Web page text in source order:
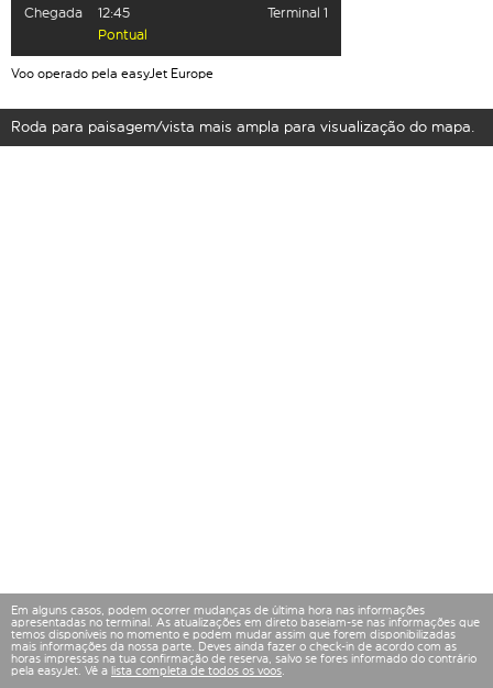
Chegada
12:45
Terminal 1
Pontual
Voo operado pela easyJet Europe
Roda para paisagem/vista mais ampla para visualização do mapa.
Em alguns casos, podem ocorrer mudanças de última hora nas informações
apresentadas no terminal. As atualizações em direto baseiam-se nas informações que
temos disponíveis no momento e podem mudar assim que forem disponibilizadas
mais informações da nossa parte. Deves ainda fazer o check-in de acordo com as
horas impressas na tua confirmação de reserva, salvo se fores informado do contrário
pela easyJet. Vê a lista completa de todos os voos.